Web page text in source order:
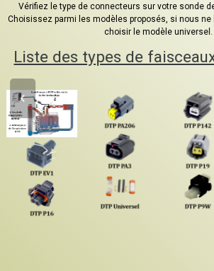
Vérifiez le type de connecteurs sur votre sonde
Choisissez parmi les modèles proposés, si nous
choisir le modèle universel.
Liste des types de